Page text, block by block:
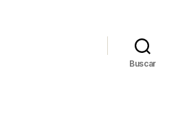
Buscar